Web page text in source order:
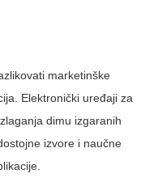
marketinške
Elektronički uređaji za
dimu izgaranih
izvore i naučne